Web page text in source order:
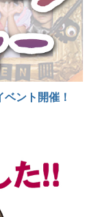
ント開催！